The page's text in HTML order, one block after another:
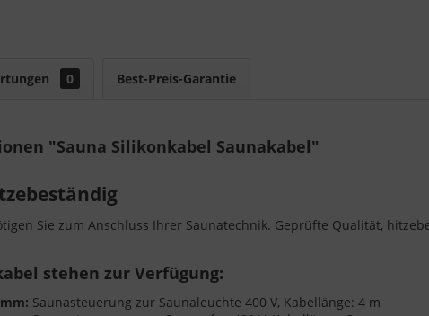
0 Best-Preis-Garantie
"Sauna Silikonkabel Saunakabel"
Sie zum Anschluss Ihrer Saunatechnik. Geprüfte Qualität,
stehen zur Verfügung:
Saunasteuerung zur Saunaleuchte 400 V, Kabellänge: 4 m